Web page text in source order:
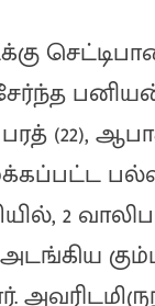
(22),
2
அடங்கிய